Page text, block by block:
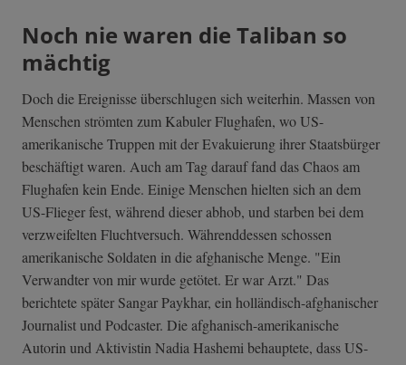
Noch nie waren die Taliban so
mächtig
Doch die Ereignisse überschlugen sich weiterhin. Massen von
Menschen strömten zum Kabuler Flughafen, wo US-
amerikanische Truppen mit der Evakuierung ihrer Staatsbürger
beschäftigt waren. Auch am Tag darauf fand das Chaos am
Flughafen kein Ende. Einige Menschen hielten sich an dem
US-Flieger fest, während dieser abhob, und starben bei dem
verzweifelten Fluchtversuch. Währenddessen schossen
amerikanische Soldaten in die afghanische Menge. "Ein
Verwandter von mir wurde getötet. Er war Arzt." Das
berichtete später Sangar Paykhar, ein holländisch-afghanischer
Journalist und Podcaster. Die afghanisch-amerikanische
Autorin und Aktivistin Nadia Hashemi behauptete, dass US-